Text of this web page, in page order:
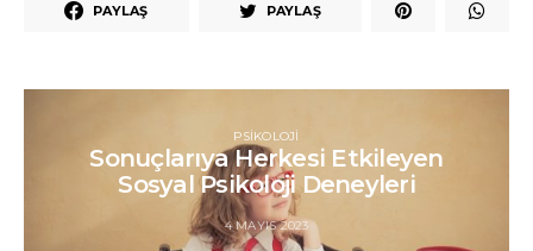
PAYLAŞ PAYLAŞ
PSIKOLOJI
Sonuçlarıya Herkesi Etkileyen
Sosyal Psikoloji Deneyleri
4 MAYIS 2023